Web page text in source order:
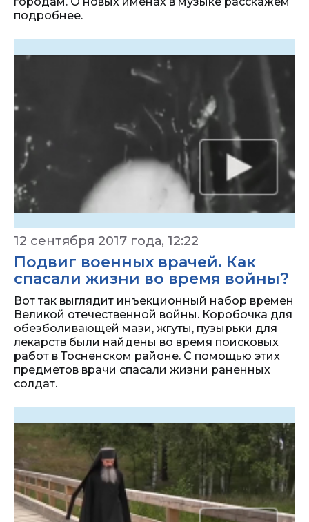
подробнее.
12 сентября 2017 года, 12:22
Подвиг военных врачей. Как
спасали жизни во время войны?
Вот так выглядит инъекционный набор времен
Великой отечественной войны. Коробочка для
обезболивающей мази, жгуты, пузырьки для
лекарств были найдены во время поисковых
работ в Тосненском районе. С помощью этих
предметов врачи спасали жизни раненных
солдат.